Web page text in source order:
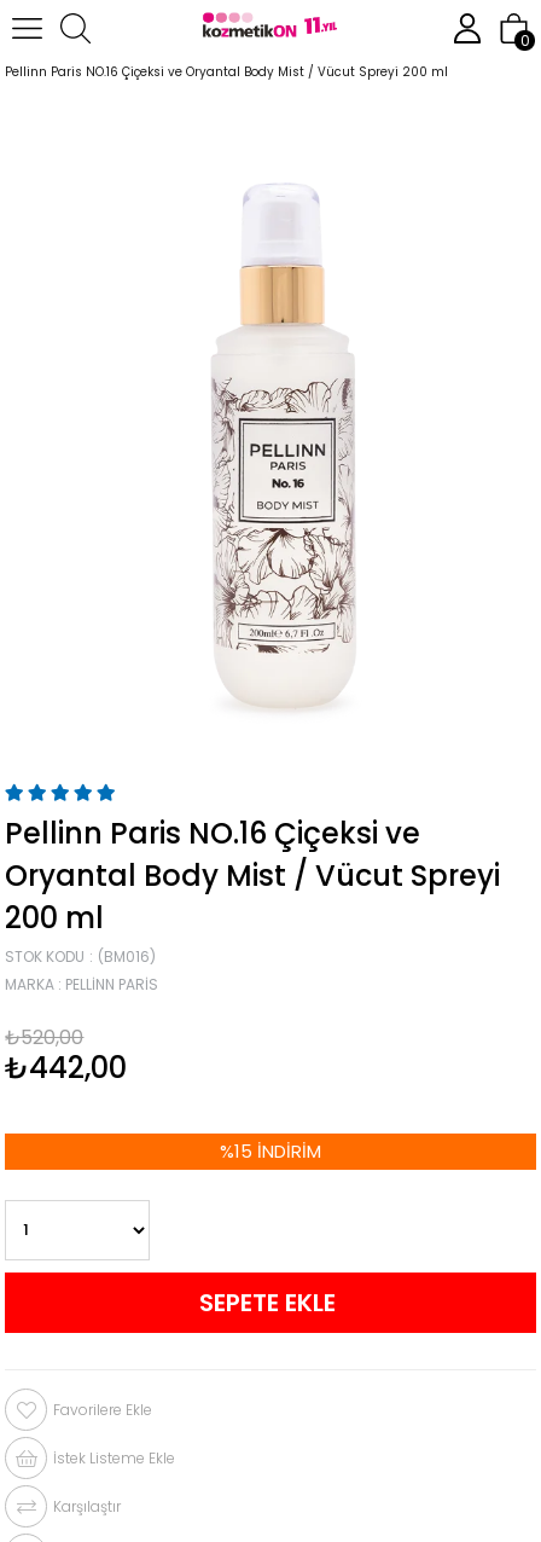
0
Anasayfa Body Mist
Pellinn Paris NO.16 Çiçeksi ve Oryantal Body Mist / Vücut Spreyi 200 ml
Pellinn Paris NO.16 Çiçeksi ve
Oryantal Body Mist / Vücut Spreyi
200 ml
STOK KODU
(BM016)
MARKA : PELLINN PARIS
₺520,00
₺442,00
%15 İNDIRIM
Favorilere Ekle
İstek Listeme Ekle
Karşılaştır